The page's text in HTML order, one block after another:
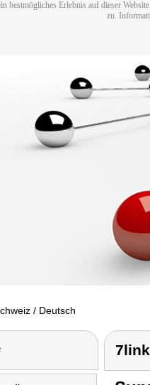
bestmögliches Erlebnis auf dieser
zu.
/ Deutsch